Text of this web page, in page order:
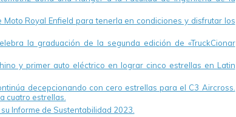
Royal Enfield para tenerla en condiciones y disfrutar los
la graduación de la segunda edición de «TruckCionar
y primer auto eléctrico en lograr cinco estrellas en Latin
decepcionando con cero estrellas para el C3 Aircross.
cuatro estrellas.
Informe de Sustentabilidad 2023.